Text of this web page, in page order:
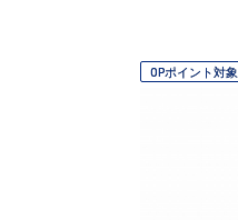
OPポイント対象